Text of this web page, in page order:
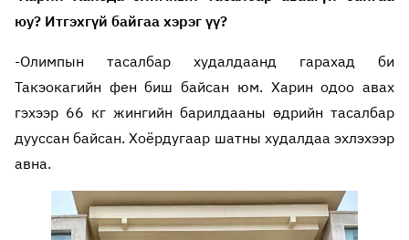
юу? Итгэхгүй байгаа хэрэг үү?
-Олимпын тасалбар худалдаанд гарахад би
Такэокагийн фен биш байсан юм. Харин одоо авах
гэхээр 66 кг жингийн барилдааны өдрийн тасалбар
дууссан байсан. Хоёрдугаар шатны худалдаа эхлэхээр
авна.